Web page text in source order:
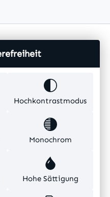
Hochkontrastmodus
Monochrom
Hohe Sättigung